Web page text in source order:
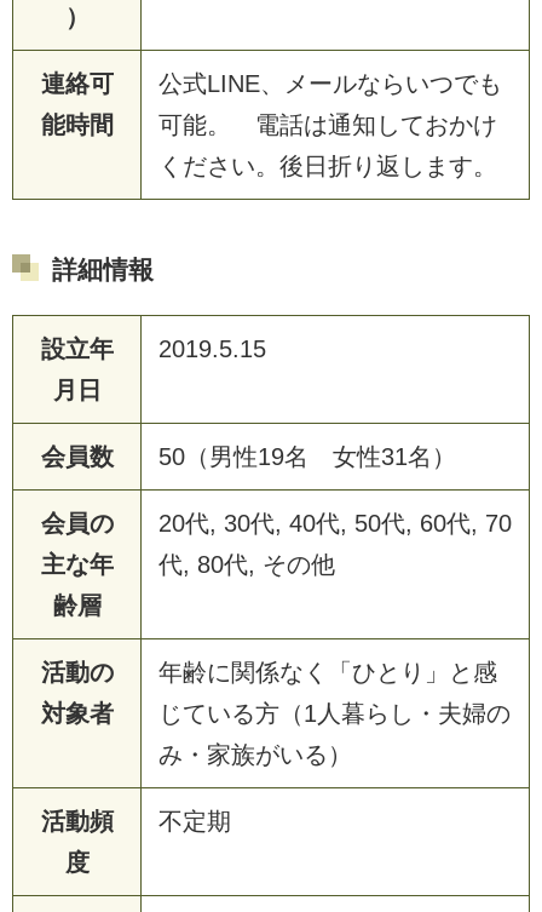
）
連絡可
能時間
公式LINE、メールならいつでも
可能。 電話は通知しておかけ
ください。後日折り返します。
詳細情報
設立年
月日
2019.5.15
会員数 50（男性19名 女性31名）
会員の
主な年
齢層
20代, 30代, 40代, 50代, 60代, 70
代, 80代, その他
活動の
対象者
年齢に関係なく「ひとり」と感
じている方（1人暮らし・夫婦の
み・家族がいる）
活動頻
度
不定期